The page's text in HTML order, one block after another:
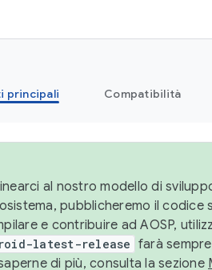
principali Compatibilità
al nostro modello di
pubblicheremo il codice
e contribuire ad AOSP,
latest-release farà
di più, consulta la sezione